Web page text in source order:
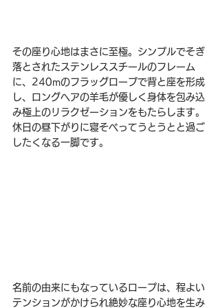
その座り心地はまさに至極。シンプルでそぎ
落とされたステンレススチールのフレーム
に、240mのフラッグロープで背と座を形成
し、ロングヘアの羊毛が優しく身体を包み込
み極上のリラクゼーションをもたらします。
休日の昼下がりに寝そべってうとうとと過ご
したくなる一脚です。
名前の由来にもなっているロープは、程よい
テンションがかけられ絶妙な座り心地を生み